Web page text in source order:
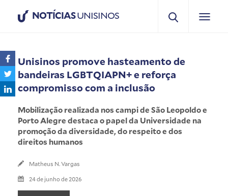
NOTÍCIASUNISINOS
Unisinos promove hasteamento de
bandeiras LGBTQIAPN+ e reforça
compromisso com a inclusão
Mobilização realizada nos campi de São Leopoldo e
Porto Alegre destaca o papel da Universidade na
promoção da diversidade, do respeito e dos
direitos humanos
Matheus N. Vargas
24 de junho de 2026